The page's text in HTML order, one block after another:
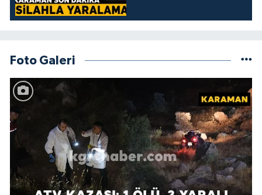
Foto Galeri